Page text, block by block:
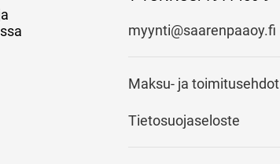
myynti@saarenpaaoy.fi
Maksu- ja toimitusehdot
Tietosuojaseloste